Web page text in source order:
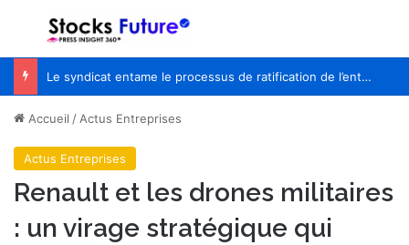
Menu
Le syndicat entame le processus de ratification de l’entente de principe avec WestJet
Accueil /Actus Entreprises
Actus Entreprises
Renault et les drones militaires
: un virage stratégique qui